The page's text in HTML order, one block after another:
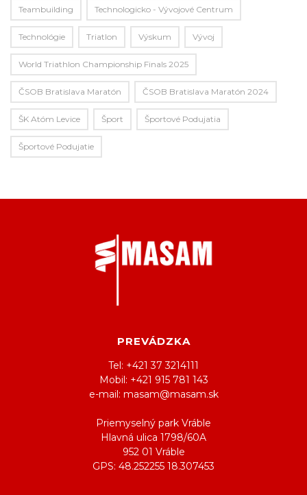
Teambuilding Technologicko - Vývojové Centrum
Technológie Triatlon Výskum Vývoj
World Triathlon Championship Finals 2025
ČSOB Bratislava Maratón ČSOB Bratislava Maratón 2024
ŠK Atóm Levice Šport Športové Podujatia
Športové Podujatie
PREVÁDZKA
Tel: +421 37 3214111
Mobil: +421 915 781 143
e-mail: masam@masam.sk
Priemyselný park Vráble
Hlavná ulica 1798/60A
952 01 Vráble
GPS: 48.252255 18.307453